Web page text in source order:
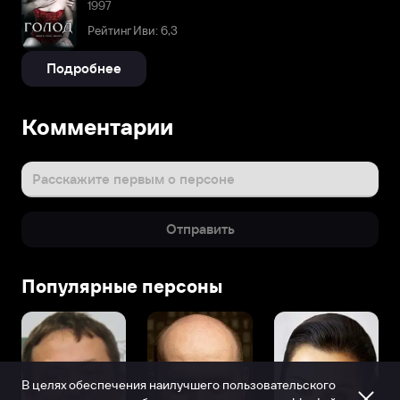
1997
Рейтинг Иви: 6,3
Подробнее
Комментарии
Расскажите первым о персоне
Отправить
Популярные персоны
В целях обеспечения наилучшего пользовательского